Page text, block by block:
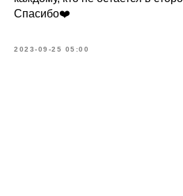
Спасибо❤️
2023-09-25 05:00